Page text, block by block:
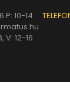
P: 10-14
V: 12-16